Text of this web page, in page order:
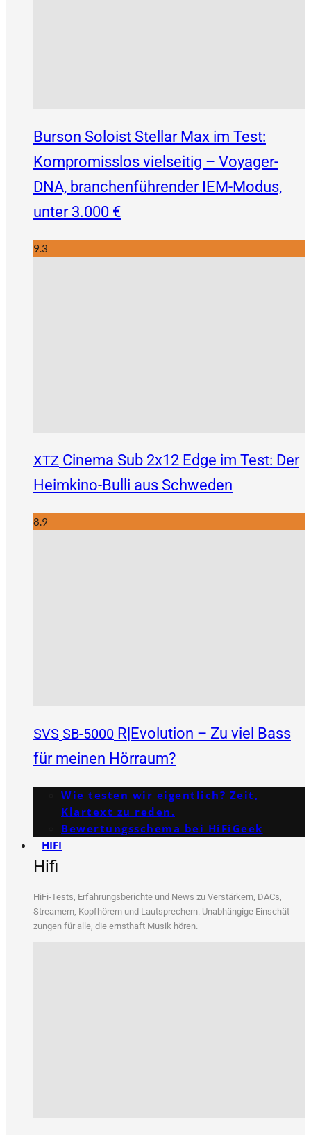
Burson Soloist Stellar Max im Test:
Kompromisslos vielseitig – Voyager-
DNA, branchenführender IEM-Modus,
unter 3.000 €
9.3
XTZ Cinema Sub 2x12 Edge im Test: Der
Heimkino-Bulli aus Schweden
8.9
SVS SB-5000 R|Evolution – Zu viel Bass
für meinen Hörraum?
Wie testen wir eigentlich? Zeit,
Klartext zu reden.
Bewertungs­schema bei HiFiGeek
HIFI
Hifi
HiFi-Tests, Erfah­rungs­be­rich­te und News zu Ver­stär­kern, DACs,
Strea­mern, Kopf­hö­rern und Laut­spre­chern. Unab­hän­gi­ge Ein­schät­
zun­gen für alle, die ernst­haft Musik hören.